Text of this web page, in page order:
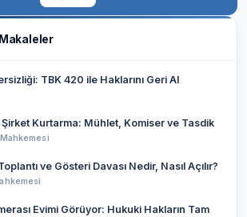
TBK 420 ile Haklarını Geri Al
Kurtarma: Mühlet, Komiser ve Tasdik
ve Gösteri Davası Nedir, Nasıl Açılır?
Evimi Görüyor: Hukuki Hakların Tam